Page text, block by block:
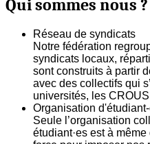
Qui sommes nous ?
Réseau de syndicats
Notre fédération
syndicats locaux,
sont construits à partir
avec des collectifs qui
universités, les
Organisation
Seule l’organisation
étudiant·es est à